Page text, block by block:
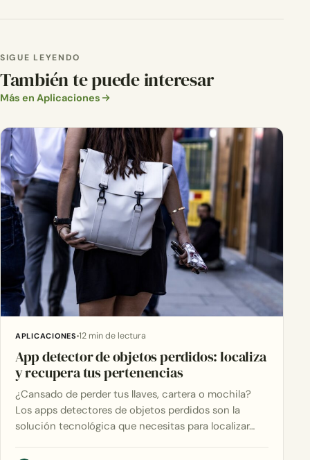
SIGUE LEYENDO
También te puede interesar
Más en Aplicaciones
APLICACIONES 12 min de lectura
App detector de objetos perdidos: localiza
y recupera tus pertenencias
¿Cansado de perder tus llaves, cartera o mochila?
Los apps detectores de objetos perdidos son la
solución tecnológica que necesitas para localizar…